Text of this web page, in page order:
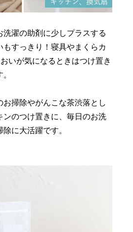
洗濯の助剤に少しプラスする
もすっきり！寝具やまくらカ
いが気になるときはつけ置き
お掃除やがんこな茶渋落とし
ンのつけ置きに、毎日のお洗
に大活躍です。